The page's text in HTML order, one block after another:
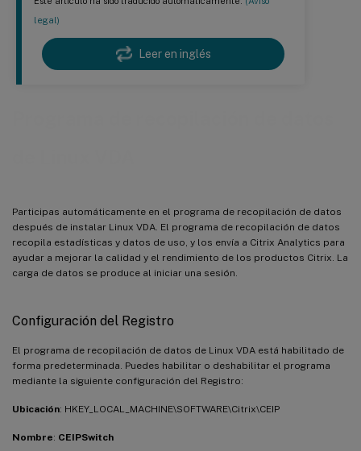
legal)
Leer en inglés
Participas automáticamente en el programa de recopilación de datos
después de instalar Linux VDA. El programa de recopilación de datos
recopila estadísticas y datos de uso, y los envía a Citrix Analytics para
ayudar a mejorar la calidad y el rendimiento de los productos Citrix. La
carga de datos se produce al iniciar una sesión.
Configuración del Registro
El programa de recopilación de datos de Linux VDA está habilitado de
forma predeterminada. Puedes habilitar o deshabilitar el programa
mediante la siguiente configuración del Registro:
Ubicación: HKEY_LOCAL_MACHINE\SOFTWARE\Citrix\CEIP
Nombre: CEIPSwitch